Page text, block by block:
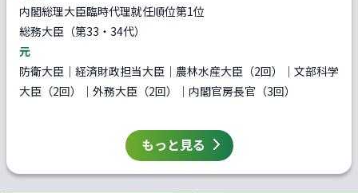
内閣総理大臣臨時代理就任順位第1位
総務大臣（第33・34代）
元
防衛大臣｜経済財政担当大臣｜農林水産大臣（2回）｜文部科学
大臣（2回）｜外務大臣（2回）｜内閣官房長官（3回）
もっと見る